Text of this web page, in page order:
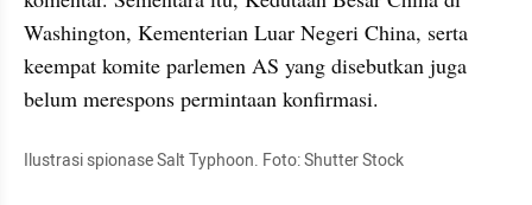
Washington, Kementerian Luar Negeri China, serta
keempat komite parlemen AS yang disebutkan juga
belum merespons permintaan konfirmasi.
Ilustrasi spionase Salt Typhoon. Foto: Shutter Stock